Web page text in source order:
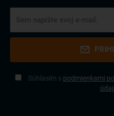
Súhlasím s podmienkami